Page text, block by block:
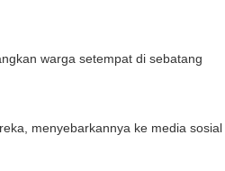
warga setempat di sebatang
menyebarkannya ke media sosial